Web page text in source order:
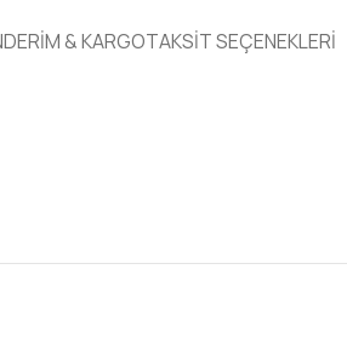
& KARGOTAKSIT SEÇENEKLERI